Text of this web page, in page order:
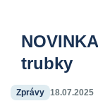
trubky
Zprávy 18.07.2025